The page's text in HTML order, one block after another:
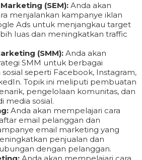
(SEM): Anda akan
menjalankan kampanye iklan
Ads untuk menjangkau target
luas dan meningkatkan traffic
(SMM): Anda akan
SMM untuk berbagai
seperti Facebook, Instagram,
Topik ini meliputi pembuatan
pengelolaan komunitas, dan
media sosial.
Anda akan mempelajari cara
email pelanggan dan
email marketing yang
penjualan dan
dengan pelanggan.